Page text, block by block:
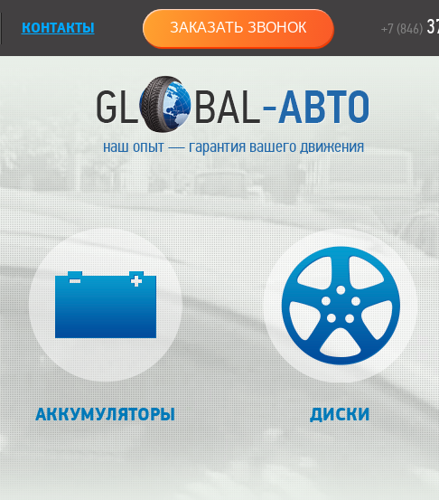
КОНТАКТЫ ЗАКАЗАТЬ ЗВОНОК +7 (846)
наш опыт — гарантия вашего движения
АККУМУЛЯТОРЫ ДИСКИ